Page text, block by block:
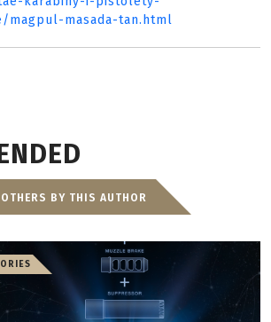
magpul-masada-tan.html
OTHERS BY THIS AUTHOR